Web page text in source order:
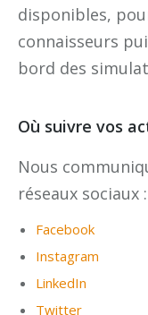
disponibles,
connaisseurs
bord des
Où suivre vos
Nous
réseaux sociaux :
Facebook
Instagram
LinkedIn
Twitter